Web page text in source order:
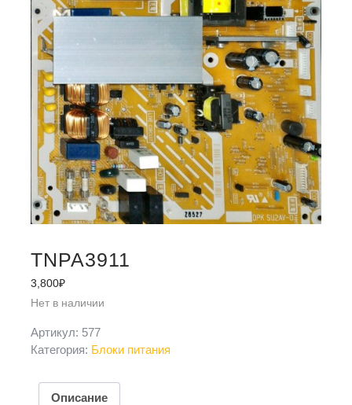
TNPA3911
3,800₽
Нет в наличии
Артикул: 577
Категория: Блоки питания
Описание